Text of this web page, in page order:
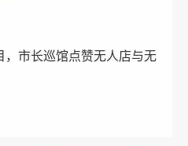
市长巡馆点赞无人店与无